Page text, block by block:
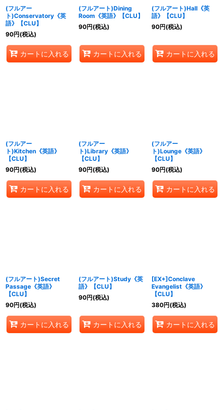
(フルアー
ト)Conservatory《英
語》【CLU】
90円(税込)
カートに入れる
(フルアート)Dining
Room《英語》【CLU】
90円(税込)
カートに入れる
(フルアート)Hall《英
語》【CLU】
90円(税込)
カートに入れる
(フルアー
ト)Kitchen《英語》
【CLU】
90円(税込)
カートに入れる
(フルアー
ト)Library《英語》
【CLU】
90円(税込)
カートに入れる
(フルアー
ト)Lounge《英語》
【CLU】
90円(税込)
カートに入れる
(フルアート)Secret
Passage《英語》
【CLU】
90円(税込)
カートに入れる
(フルアート)Study《英
語》【CLU】
90円(税込)
カートに入れる
[EX+]Conclave
Evangelist《英語》
【CLU】
380円(税込)
カートに入れる